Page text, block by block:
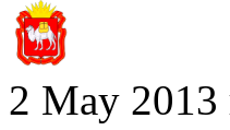
2 May 2013